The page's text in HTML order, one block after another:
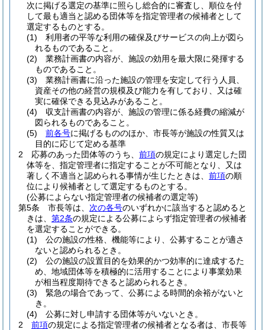
次に掲げる選定の基準に照らし総合的に審査し、順位を付
して最も適当と認める団体等を指定管理者の候補者として
選定するものとする。
(1)
利用者の平等な利用の確保及びサービスの向上が図ら
れるものであること。
(2)
業務計画書の内容が、施設の効用を最大限に発揮する
ものであること。
(3)
業務計画書に沿った施設の管理を安定して行う人員、
資産その他の経営の規模及び能力を有しており、又は確
実に確保できる見込みがあること。
(4)
収支計画書の内容が、施設の管理に係る経費の縮減が
図られるものであること。
(5)
前各号に掲げるもののほか、市長等が施設の性質又は
目的に応じて定める基準
2
応募のあった団体等のうち、 前項の規定により選定した団
体等を、指定管理者に指定することが不可能となり、又は
著しく不適当と認められる事情が生じたときは、 前項の順
位により候補者として選定するものとする。
(公募によらない指定管理者の候補者の選定等)
第5条
市長等は、 次の各号のいずれかに該当すると認めると
きは、 第2条の規定による公募によらず指定管理者の候補者
を選定することができる。
(1)
公の施設の性格、機能等により、公募することが適さ
ないと認められるとき。
(2)
公の施設の設置目的を効果的かつ効率的に達成するた
め、地域団体等を積極的に活用することにより事業効果
が相当程度期待できると認められるとき。
(3)
緊急の場合であって、公募による時間的余裕がないと
き。
(4)
公募に対し申請する団体等がいないとき。
2
前項の規定による指定管理者の候補者となる者は、市長等